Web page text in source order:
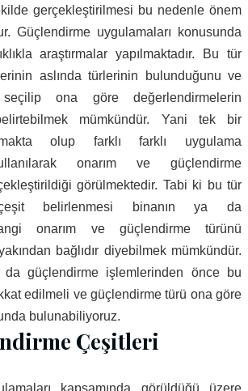
gerçekleştirilmesi bu nedenle önem
Güçlendirme uygulamaları konusunda
araştırmalar yapılmaktadır. Bu tür
aslında türlerinin bulunduğunu ve
seçilip ona göre değerlendirmelerin
mümkündür. Yani tek bir
olup farklı farklı uygulama
onarım ve güçlendirme
görülmektedir. Tabi ki bu tür
çeşit belirlenmesi binanın ya da
onarım ve güçlendirme türünü
bağlıdır diyebilmek mümkündür.
güçlendirme işlemlerinden önce bu
edilmeli ve güçlendirme türü ona göre
bulunabiliyoruz.
Çeşitleri
kapsamında görüldüğü üzere